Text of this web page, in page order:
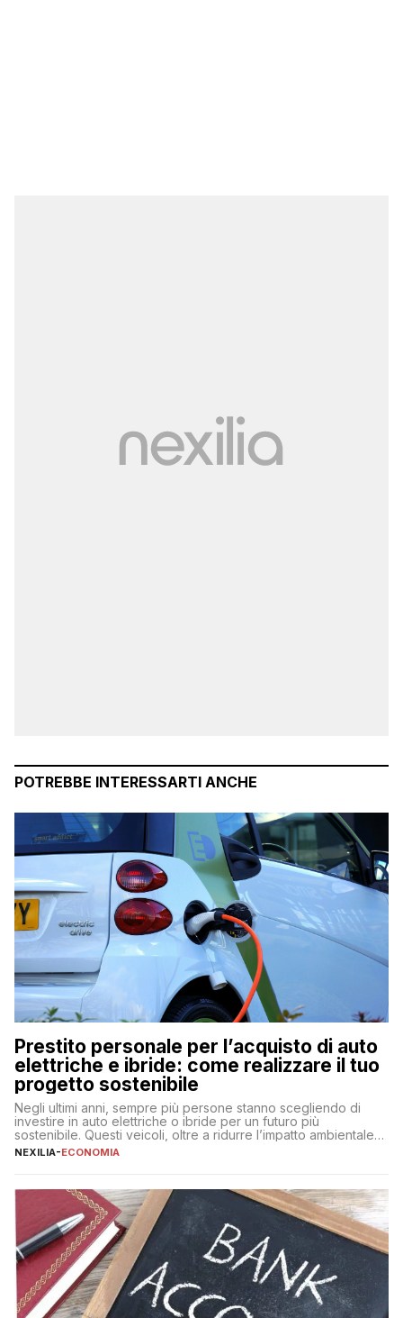
POTREBBE INTERESSARTI ANCHE
Prestito personale per l’acquisto di auto
elettriche e ibride: come realizzare il tuo
progetto sostenibile
Negli ultimi anni, sempre più persone stanno scegliendo di
investire in auto elettriche o ibride per un futuro più
sostenibile. Questi veicoli, oltre a ridurre l’impatto ambientale,
offrono vantaggi economici a lungo termine, come minori costi
fare se non […]
NEXILIA-ECONOMIA